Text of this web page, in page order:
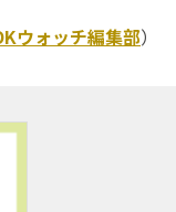
ウォッチ編集部）